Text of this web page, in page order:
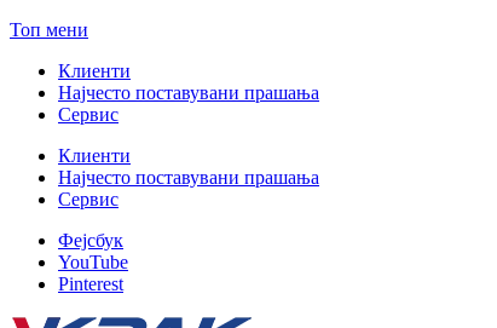
Топ мени
Клиенти
Најчесто поставувани прашања
Сервис
Клиенти
Најчесто поставувани прашања
Сервис
Фејсбук
YouTube
Pinterest